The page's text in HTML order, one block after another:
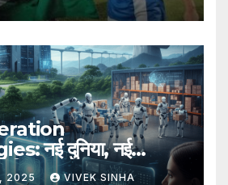
नई दुनिया, नई
2025 VIVEK SINHA